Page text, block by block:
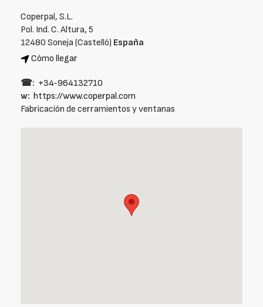
Coperpal, S.L.
Pol. Ind. C. Altura, 5
12480 Soneja (Castelló) España
Cómo llegar
☎: +34‑964132710
w: https://www.coperpal.com
Fabricación de cerramientos y ventanas